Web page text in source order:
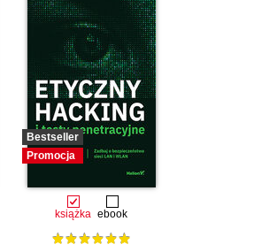
Bestseller
Promocja
książka ebook